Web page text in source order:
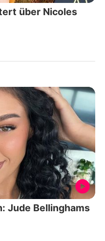
über Nicoles
Jude Bellinghams